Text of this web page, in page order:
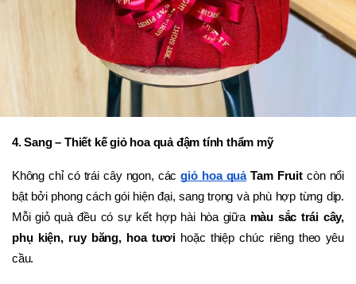
4. Sang – Thiết kế giỏ hoa quả đậm tính thẩm mỹ
Không chỉ có trái cây ngon, các giỏ hoa quả Tam Fruit còn nổi
bật bởi phong cách gói hiện đại, sang trọng và phù hợp từng dịp.
Mỗi giỏ quà đều có sự kết hợp hài hòa giữa màu sắc trái cây,
phụ kiện, ruy băng, hoa tươi hoặc thiệp chúc riêng theo yêu
cầu.